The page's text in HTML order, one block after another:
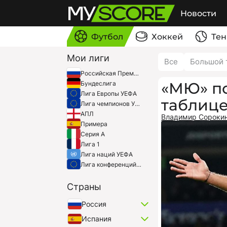
Новости
Футбол Хоккей
Мои лиги
Российская Премьер-Лига
Бундеслига
Лига Европы УЕФА
Лига чемпионов УЕФА
АПЛ
Примера
Серия A
Лига 1
Лига наций УЕФА
Лига конференций УЕФА
Страны
Россия
Испания
Все Большой
«МЮ»
Владимир